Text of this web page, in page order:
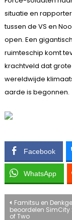
situatie en
tussen de VS en
open. Een
ruimteschip komt
krachtveld dat
wereldwijde
aarde is begonnen.
Facebook
WhatsApp
Bericht
Famitsu en
beoordelen SimCity
of Two